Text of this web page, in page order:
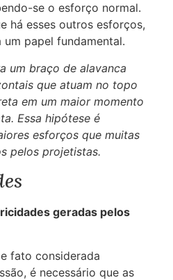
se o esforço normal.
há esses outros esforços,
papel fundamental.
um braço de alavanca
que atuam no topo
em um maior momento
Essa hipótese é
esforços que muitas
pelos projetistas.
geradas pelos
fato considerada
é necessário que as